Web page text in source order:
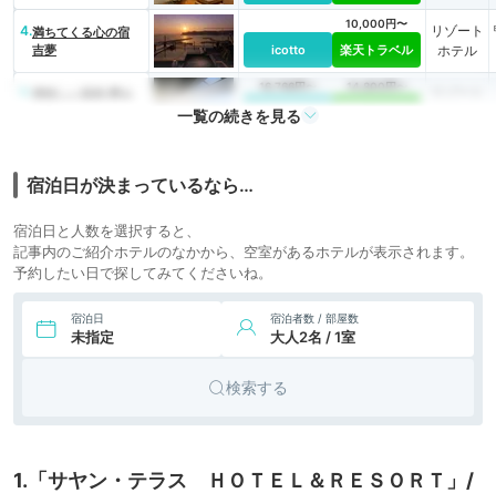
4.満ちてくる心の宿
吉夢
icotto
10,000円〜
楽天トラベル
リゾート
ホテル
16,766円〜
icotto
14,800円〜
一覧の続きを見る
宿泊日が決まっているなら…
宿泊日と人数を選択すると、
記事内のご紹介ホテルのなかから、空室があるホテルが表示されます。
予約したい日で探してみてくださいね。
宿泊日
未指定
宿泊者数 / 部屋数
大人2名 / 1室
検索する
1.「サヤン・テラス ＨＯＴＥＬ＆ＲＥＳＯＲＴ」/